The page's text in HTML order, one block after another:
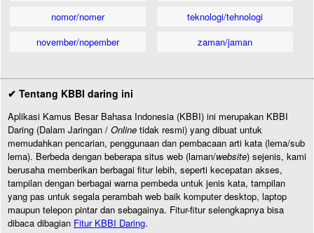
nomor/nomer
november/nopember
teknologi/tehnologi
zaman/jaman
✔ Tentang KBBI daring ini
Aplikasi Kamus Besar Bahasa Indonesia (KBBI) ini merupakan KBBI
Daring (Dalam Jaringan / Online tidak resmi) yang dibuat untuk
memudahkan pencarian, penggunaan dan pembacaan arti kata (lema/sub
lema). Berbeda dengan beberapa situs web (laman/website) sejenis, kami
berusaha memberikan berbagai fitur lebih, seperti kecepatan akses,
tampilan dengan berbagai warna pembeda untuk jenis kata, tampilan
yang pas untuk segala perambah web baik komputer desktop, laptop
maupun telepon pintar dan sebagainya. Fitur-fitur selengkapnya bisa
dibaca dibagian Fitur KBBI Daring.